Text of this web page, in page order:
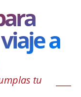
a
tu